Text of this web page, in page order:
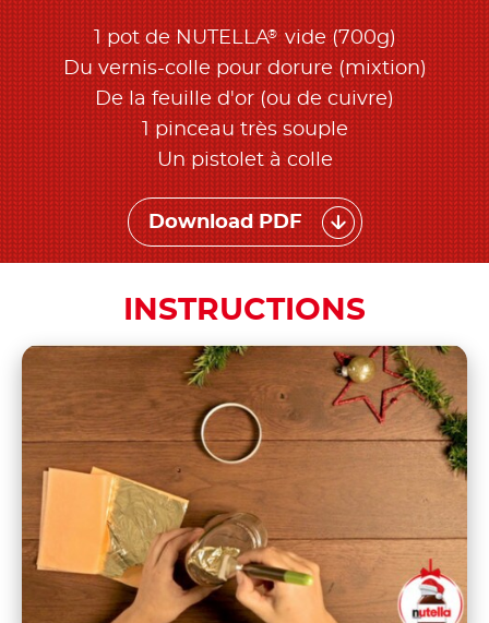
1 pot de NUTELLA®vide (700g)
Du vernis-colle pour dorure (mixtion)
De la feuille d'or (ou de cuivre)
1 pinceau très souple
Un pistolet à colle
Download PDF
INSTRUCTIONS